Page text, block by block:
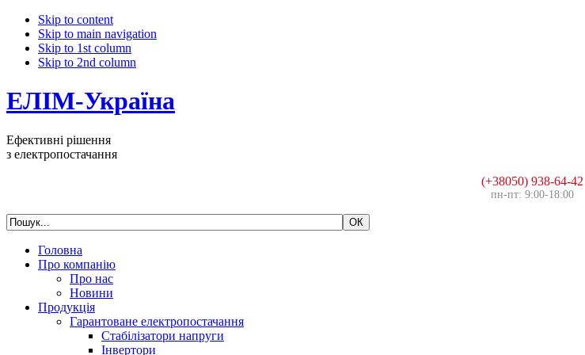
Skip to content
Skip to main navigation
Skip to 1st column
Skip to 2nd column
ЕЛІМ-Україна
Ефективні рішення
з електропостачання
(+38050) 938-64-42
пн-пт: 9:00-18:00
Головна
Про компанію
Про нас
Новини
Продукція
Гарантоване електропостачання
Стабілізатори напруги
Інвертори